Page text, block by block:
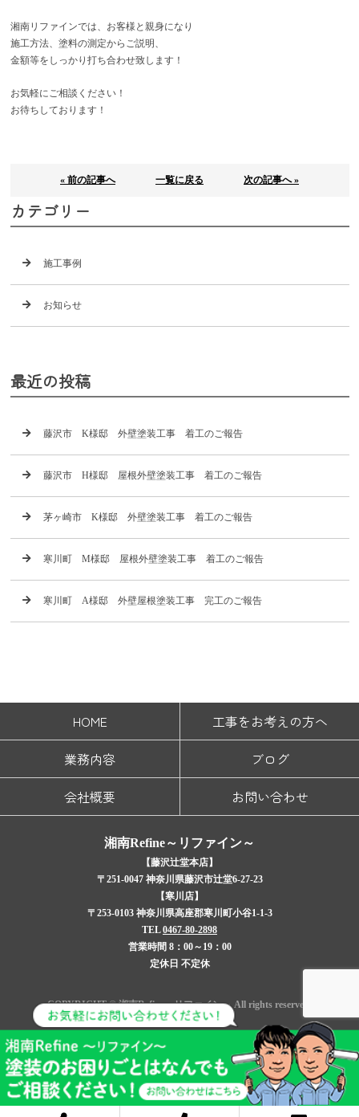
湘南リファインでは、お客様と親身になり
施工方法、塗料の測定からご説明、
金額等をしっかり 打ち合わせ致します！
お気軽にご相談ください！
お待ちしております！
« 前の記事へ 一覧に戻る 次の記事へ »
カテゴリー
施工事例
お知らせ
最近の投稿
藤沢市 K様邸 外壁塗装工事 着工のご報告
藤沢市 H様邸 屋根外壁塗装工事 着工のご報告
茅ヶ崎市 K様邸 外壁塗装工事 着工のご報告
寒川町 M様邸 屋根外壁塗装工事 着工のご報告
寒川町 A様邸 外壁屋根塗装工事 完工のご報告
HOME
工事をお考えの方へ
業務内容
ブログ
会社概要
お問い合わせ
湘南Refine～リファイン～
【藤沢辻堂本店】
〒251-0047 神奈川県藤沢市辻堂6-27-23
【寒川店】
〒253-0103 神奈川県高座郡寒川町小谷1-1-3
TEL0467-80-2898
営業時間 8：00～19：00
定休日 不定休
COPYRIGHT © 湘南Refine～リファイン～ All rights reserved.